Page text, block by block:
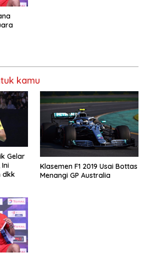
kamu
Gelar
dkk
Klasemen F1 2019 Usai Bottas
Menangi GP Australia